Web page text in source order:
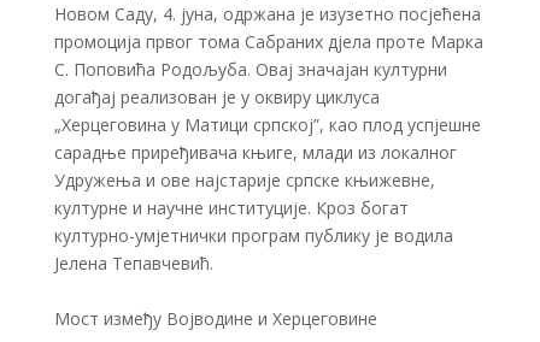
Новом Саду, 4. јуна, одржана је изузетно посјећена
промоција првог тома Сабраних дјела проте Марка
С. Поповића Родољуба. Овај значајан културни
догађај реализован је у оквиру циклуса
„Херцеговина у Матици српској”, као плод успјешне
сарадње приређивача књиге, млади из локалног
Удружења и ове најстарије српске књижевне,
културне и научне институције. Кроз богат
културно-умјетнички програм публику је водила
Јелена Тепавчевић.
​Мост између Војводине и Херцеговине